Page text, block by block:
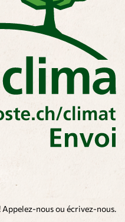
Appelez-nous ou écrivez-nous.